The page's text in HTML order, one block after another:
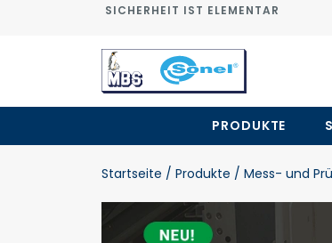
SICHERHEIT IST ELEMENTAR
PRODUKTE
Startseite / Produkte / Mess- und